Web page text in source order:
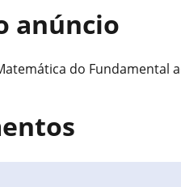
anúncio
do Fundamental